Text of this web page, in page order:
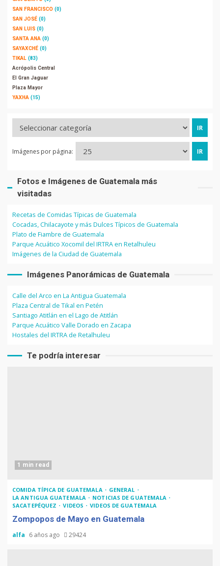
SAN FRANCISCO (0)
SAN JOSÉ (0)
SAN LUIS (0)
SANTA ANA (0)
SAYAXCHÉ (0)
TIKAL (83)
Acrópolis Central
El Gran Jaguar
Plaza Mayor
YAXHA (15)
Imágenes por página:
Fotos e Imágenes de Guatemala más
visitadas
Recetas de Comidas Típicas de Guatemala
Cocadas, Chilacayote y más Dulces Típicos de Guatemala
Plato de Fiambre de Guatemala
Parque Acuático Xocomil del IRTRA en Retalhuleu
Imágenes de la Ciudad de Guatemala
Imágenes Panorámicas de Guatemala
Calle del Arco en La Antigua Guatemala
Plaza Central de Tikal en Petén
Santiago Atitlán en el Lago de Atitlán
Parque Acuático Valle Dorado en Zacapa
Hostales del IRTRA de Retalhuleu
Te podría interesar
1 min read
COMIDA TÍPICA DE GUATEMALA
GENERAL
LA ANTIGUA GUATEMALA
NOTICIAS DE GUATEMALA
SACATEPÉQUEZ
VIDEOS VIDEOS DE GUATEMALA
Zompopos de Mayo en Guatemala
alfa 6 años ago 29424